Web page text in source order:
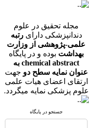
مجله تحقیق در علوم
دندانپزشکی دارایرتبه
علمی-پژوهشی از وزارت
بهداشت بوده و در پایگاه
chemical abstract به
عنوان نمایه سطح دو جهت
ارتقای اعضای هیات علمی
علوم پزشکی نمایه میگردد.
جستجو در پایگاه